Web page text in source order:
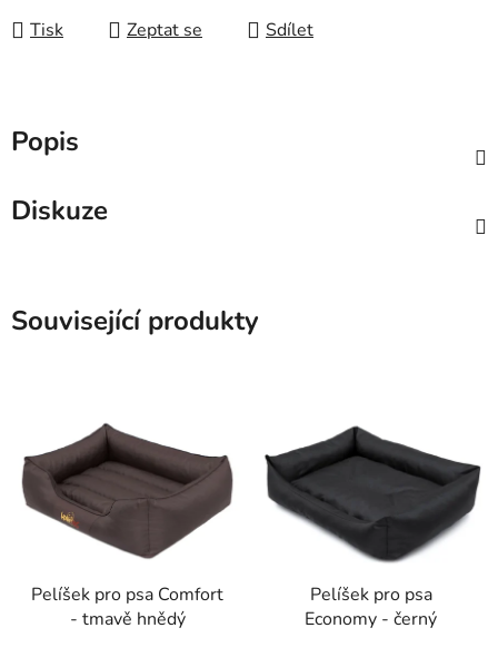
Tisk Zeptat se Sdílet
Popis
Diskuze
Související produkty
Pelíšek pro psa Comfort
- tmavě hnědý
Pelíšek pro psa
Economy - černý